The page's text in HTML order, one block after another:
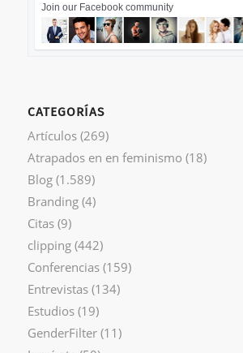
Join our Facebook community
CATEGORÍAS
Artículos(269)
Atrapados en en feminismo (18)
Blog(1.589)
Branding(4)
Citas(9)
clipping(442)
Conferencias(159)
Entrevistas(134)
Estudios(19)
GenderFilter(11)